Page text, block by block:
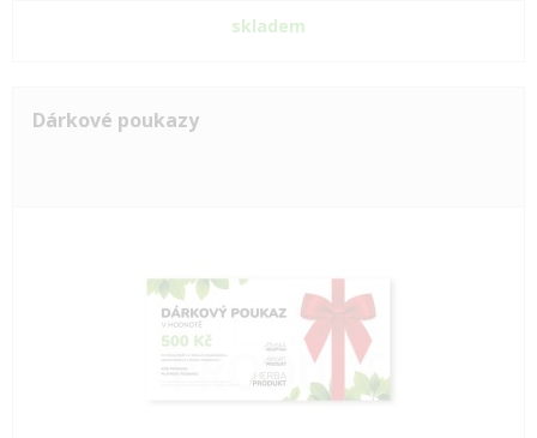
skladem
Dárkové poukazy